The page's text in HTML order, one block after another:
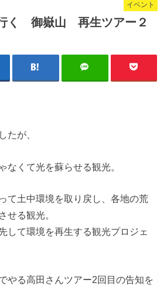
イベント
く 御嶽山 再生ツアー２
たが、
なくて光を蘇らせる観光。
て土中環境を取り戻し、各地の荒
せる観光。
して環境を再生する観光プロジェ
やる高田さんツアー2回目の告知を